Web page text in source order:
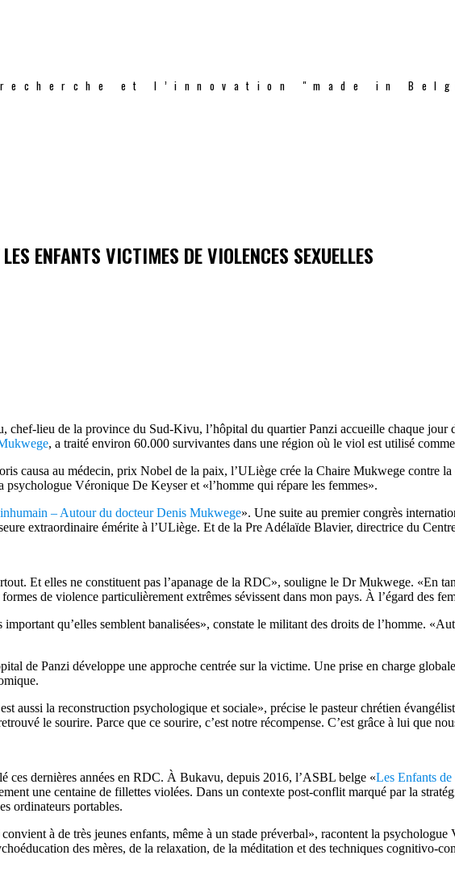
et l’innovation "made in
ENFANTS VICTIMES DE VIOLENCES SEXUELLES
lieu de la province du Sud-Kivu, l’hôpital du quartier Panzi accueille chaque jour
, a traité environ 60.000 survivantes dans une région où le viol est utilisé
causa au médecin, prix Nobel de la paix, l’ULiège crée la Chaire Mukwege contre la
Véronique De Keyser et «l’homme qui répare les femmes».
– Autour du docteur Denis Mukwege». Une suite au premier congrès
extraordinaire émérite à l’ULiège. Et de la Pre Adélaïde Blavier, directrice du
Et elles ne constituent pas l’apanage de la RDC», souligne le Dr Mukwege. «En
de violence particulièrement extrêmes sévissent dans mon pays. À l’égard des
qu’elles semblent banalisées», constate le militant des droits de l’homme.
de Panzi développe une approche centrée sur la victime. Une prise en charge
aussi la reconstruction psychologique et sociale», précise le pasteur chrétien
le sourire. Parce que ce sourire, c’est notre récompense. C’est grâce à lui que
ces dernières années en RDC. À Bukavu, depuis 2016, l’ASBL belge «Les Enfants
une centaine de fillettes violées. Dans un contexte post-conflit marqué par la
ordinateurs portables.
à de très jeunes enfants, même à un stade préverbal», racontent la
des mères, de la relaxation, de la méditation et des techniques cognitivo-